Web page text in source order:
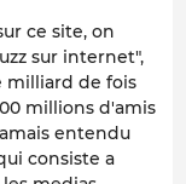
ce site, on
sur internet",
milliard de fois
millions d'amis
entendu
consiste a